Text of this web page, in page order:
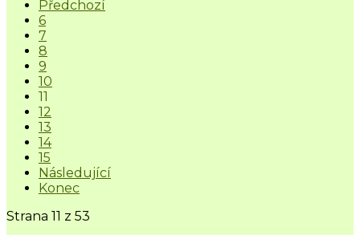
Předchozí
6
7
8
9
10
11
12
13
14
15
Následující
Konec
Strana 11 z 53